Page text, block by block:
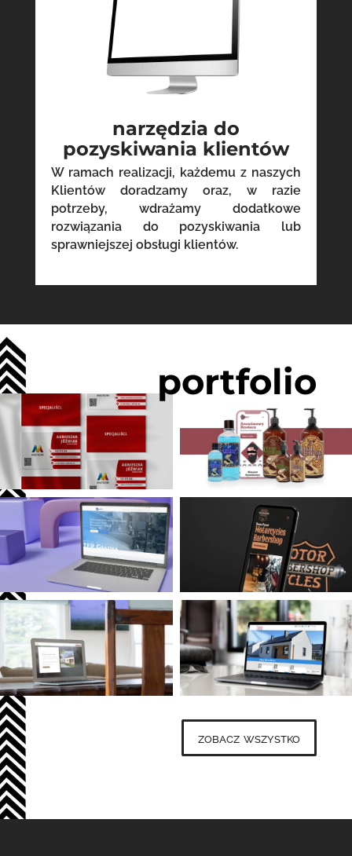
narzędzia do
pozyskiwania klientów
W ramach realizacji, każdemu z naszych
Klientów doradzamy oraz, w razie
potrzeby, wdrażamy dodatkowe
rozwiązania do pozyskiwania lub
sprawniejszej obsługi klientów.
portfolio
zobacz wszystko